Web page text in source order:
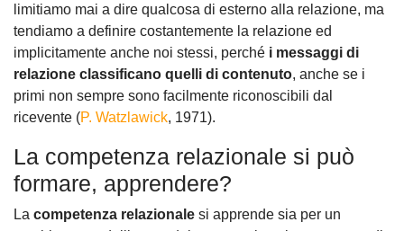
limitiamo mai a dire qualcosa di esterno alla relazione, ma
tendiamo a definire costantemente la relazione ed
implicitamente anche noi stessi, perché i messaggi di
relazione classificano quelli di contenuto, anche se i
primi non sempre sono facilmente riconoscibili dal
ricevente (P. Watzlawick, 1971).
La competenza relazionale si può
formare, apprendere?
La competenza relazionale si apprende sia per un